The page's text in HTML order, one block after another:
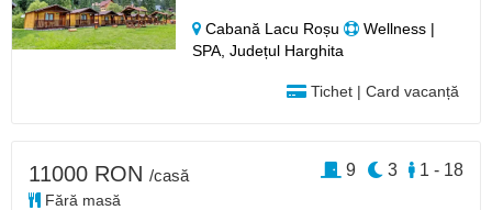
Cabană Lacu Roșu
Wellness |
SPA, Județul Harghita
Tichet | Card vacanță
11000 RON /casă
Fără masă
1 - 18
3
9